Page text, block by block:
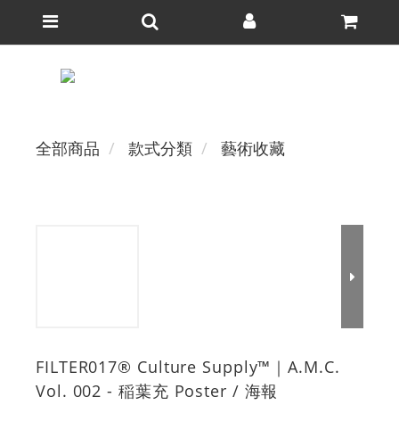
全部商品 款式分類 藝術收藏
FILTER017® Culture Supply™｜A.M.C.
Vol. 002 - 稲葉充 Poster / 海報